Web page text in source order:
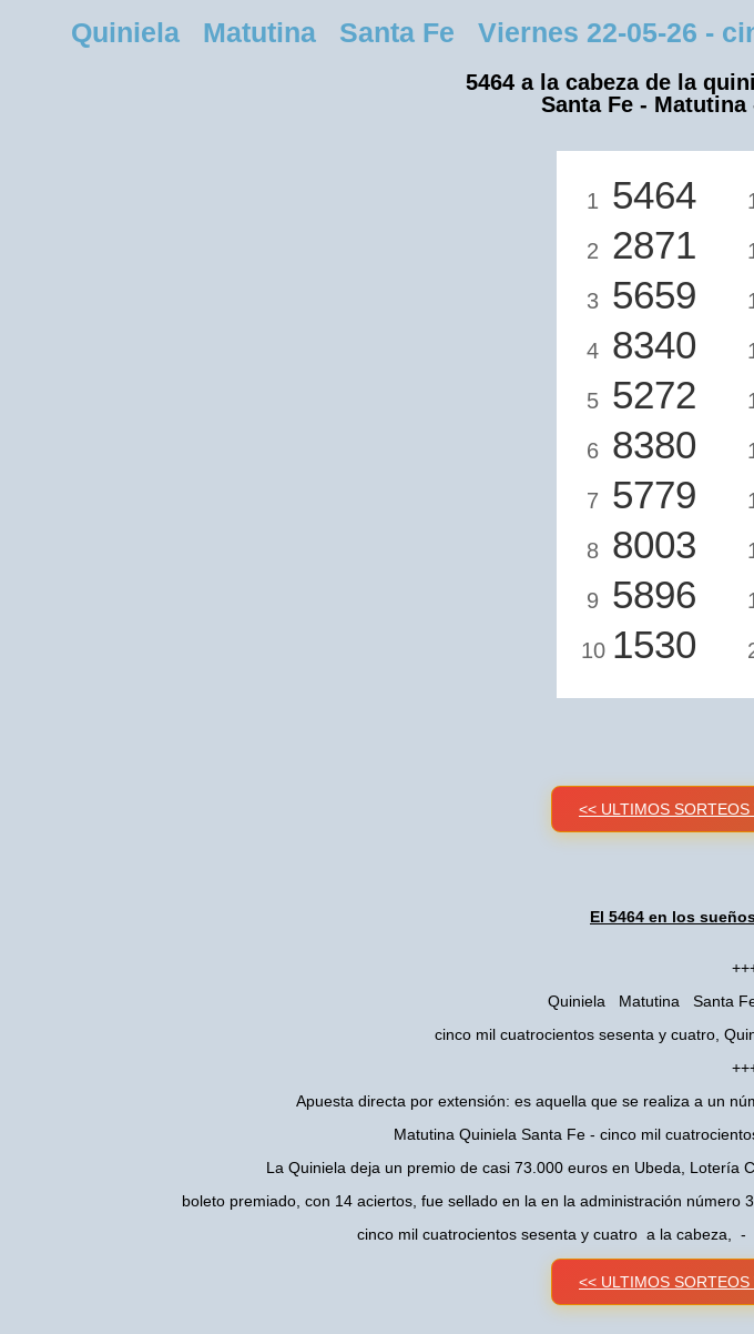
Quiniela Matutina Santa Fe Viernes 22-05-26 -
5464 a la cabeza de la
Santa Fe - Matutina
1 5464
2 2871
3 5659
4 8340
5 5272
6 8380
7 5779
8 8003
9 5896
10 1530
<< ULTIMOS
El 5464 en los
Quiniela Matutina Santa
cinco mil cuatrocientos sesenta y cuatro,
Apuesta directa por extensión: es aquella que se realiza a un
Matutina Quiniela Santa Fe - cinco mil
La Quiniela deja un premio de casi 73.000 euros en Ubeda, Lotería
boleto premiado, con 14 aciertos, fue sellado en la en la administración
cinco mil cuatrocientos sesenta y cuatro a la
<< ULTIMOS